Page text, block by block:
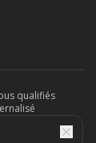
qualifiés
BPO Offshore